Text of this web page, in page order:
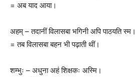
= अब याद आया।
अहम् – तदानीं विलासबा भगिनी अपि पाठयति स्म।
= तब विलासबा बहन भी पढ़ाती थीं।
शम्भुः – अधुना अहं शिक्षकः अस्मि।